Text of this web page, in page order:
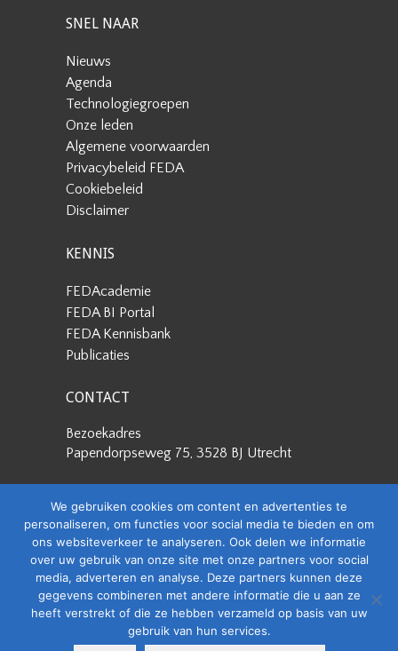
SNEL NAAR
Nieuws
Agenda
Technologiegroepen
Onze leden
Algemene voorwaarden
Privacybeleid FEDA
Cookiebeleid
Disclaimer
KENNIS
FEDAcademie
FEDA BI Portal
FEDA Kennisbank
Publicaties
CONTACT
Bezoekadres
Papendorpseweg 75, 3528 BJ Utrecht
Papendorpseweg 75, 3528 BJ Utrecht
Stuur een e-mail
info@feda.nl
Bel ons
+31 88 4008506
We gebruiken cookies om content en advertenties te
personaliseren, om functies voor social media te bieden en om
ons websiteverkeer te analyseren. Ook delen we informatie
over uw gebruik van onze site met onze partners voor social
media, adverteren en analyse. Deze partners kunnen deze
gegevens combineren met andere informatie die u aan ze
heeft verstrekt of die ze hebben verzameld op basis van uw
gebruik van hun services.